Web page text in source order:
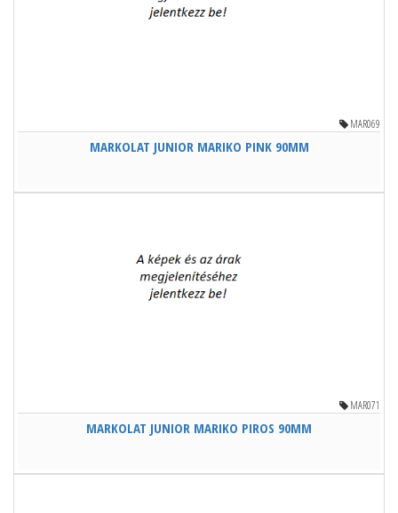
MAR069
MARKOLAT JUNIOR MARIKO PINK 90MM
MAR071
MARKOLAT JUNIOR MARIKO PIROS 90MM